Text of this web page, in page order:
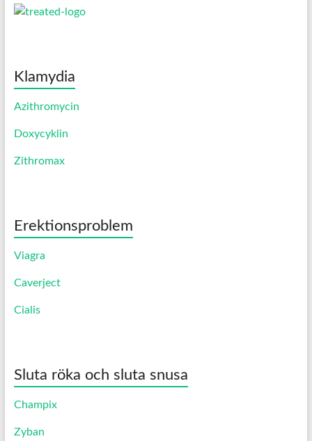
Klamydia
Azithromycin
Doxycyklin
Zithromax
Erektionsproblem
Viagra
Caverject
Cialis
Sluta röka och sluta snusa
Champix
Zyban